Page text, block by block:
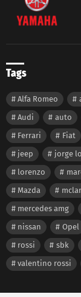
Tags
Alfa Romeo
Audi
auto
Ferrari
Fiat
jeep
jorge
lorenzo
Mazda
mercedes amg
nissan
Opel
rossi
sbk
valentino rossi